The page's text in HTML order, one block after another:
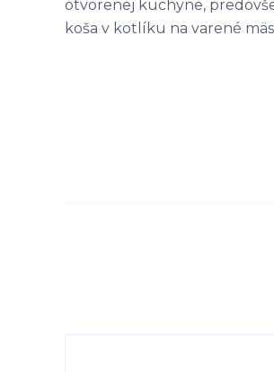
otvorenej kuchyne,
koša v kotlíku na varené